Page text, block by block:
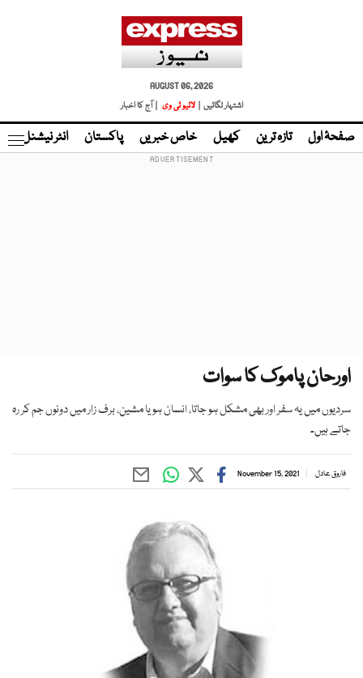
AUGUST 06, 2026
اشتہار لگائیں |
لائیو ٹی وی | آج کا اخبار
صفحۂ اول تازہ ترین کھیل خاص خبریں پاکستان انٹر نیشنل
اورحان پاموک کا سوات
سردیوں میں یہ سفر اور بھی مشکل ہو جاتا، انسان ہو یا مشین، برف زار میں دونوں جم کر رہ
جاتے ہیں۔
فاروق عادل November 15, 2021